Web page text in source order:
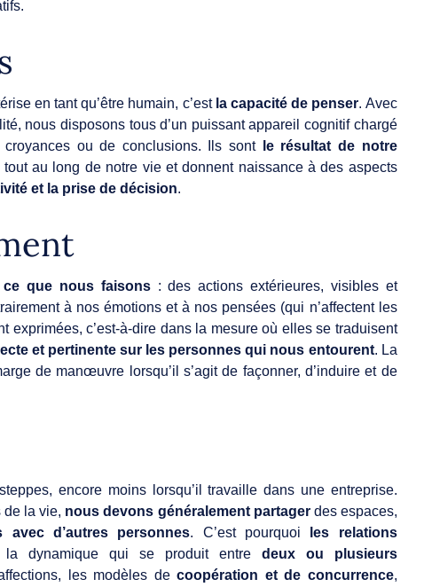
en tant qu’être humain, c’estla capacité de penser. Avec
nous disposons tous d’un puissant appareil cognitif chargé
ou de conclusions. Ils sont
le résultat de notre
tout au long de notre vie et donnent naissance à des aspects
et la prise de décision.
ce que nous faisons: des actions extérieures, visibles et
à nos émotions et à nos pensées (qui n’affectent les
exprimées, c’est-à-dire dans la mesure où elles se traduisent
et pertinente sur les personnes qui nous entourent. La
de manœuvre lorsqu’il s’agit de façonner, d’induire et de
encore moins lorsqu’il travaille dans une entreprise.
de la vie, nous devons généralement partager des espaces,
avec d’autres personnes. C’est pourquoi les relations
la dynamique qui se produit entre deux ou plusieurs
les modèles decoopération et de concurrence,